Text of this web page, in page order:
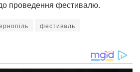
проведення фестивалю.
фестиваль